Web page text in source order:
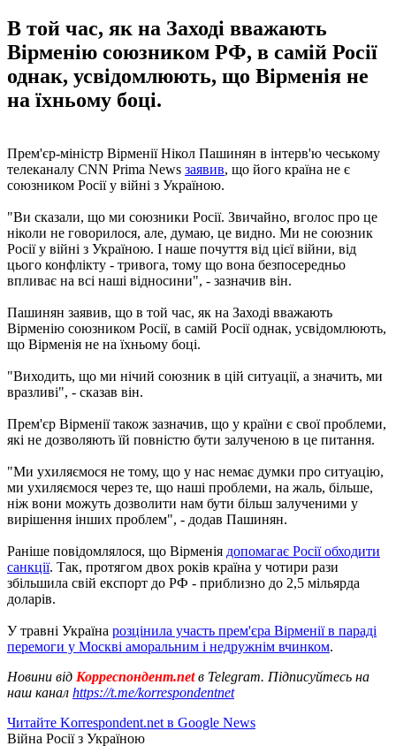
В той час, як на Заході вважають
Вірменію союзником РФ, в самій Росії
однак, усвідомлюють, що Вірменія не
на їхньому боці.
Прем'єр-міністр Вірменії Нікол Пашинян в інтерв'ю чеському
телеканалу CNN Prima News заявив, що його країна не є
союзником Росії у війні з Україною.
"Ви сказали, що ми союзники Росії. Звичайно, вголос про це
ніколи не говорилося, але, думаю, це видно. Ми не союзник
Росії у війні з Україною. І наше почуття від цієї війни, від
цього конфлікту - тривога, тому що вона безпосередньо
впливає на всі наші відносини", - зазначив він.
Пашинян заявив, що в той час, як на Заході вважають
Вірменію союзником Росії, в самій Росії однак, усвідомлюють,
що Вірменія не на їхньому боці.
"Виходить, що ми нічий союзник в цій ситуації, а значить, ми
вразливі", - сказав він.
Прем'єр Вірменії також зазначив, що у країни є свої проблеми,
які не дозволяють їй повністю бути залученою в це питання.
"Ми ухиляємося не тому, що у нас немає думки про ситуацію,
ми ухиляємося через те, що наші проблеми, на жаль, більше,
ніж вони можуть дозволити нам бути більш залученими у
вирішення інших проблем", - додав Пашинян.
Раніше повідомлялося, що Вірменія допомагає Росії обходити
санкції. Так, протягом двох років країна у чотири рази
збільшила свій експорт до РФ - приблизно до 2,5 мільярда
доларів.
У травні Україна розцінила участь прем'єра Вірменії в параді
перемоги у Москві аморальним і недружнім вчинком.
Новини від Корреспондент.netв Telegram. Підписуйтесь на
наш канал https://t.me/korrespondentnet
Читайте Korrespondent.net в Google News
Війна Росії з Україною